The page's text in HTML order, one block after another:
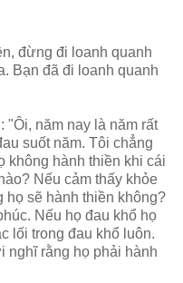
đừng đi loanh quanh
Bạn đã đi loanh quanh
"Ôi, năm nay là năm rất
suốt năm. Tôi chẳng
không hành thiền khi cái
Nếu cảm thấy khỏe
họ sẽ hành thiền không?
Nếu họ đau khổ họ
lối trong đau khổ luôn.
nghĩ rằng họ phải hành